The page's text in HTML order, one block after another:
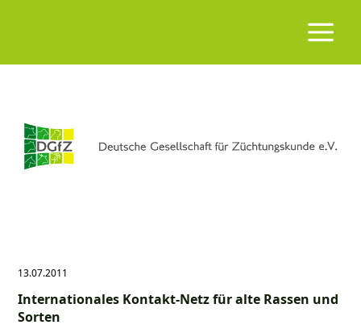
13.07.2011
Internationales Kontakt‐Netz für alte Rassen und
Sorten